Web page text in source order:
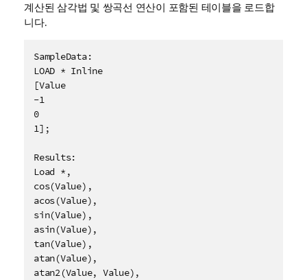
계산된 삼각법 및 쌍곡선 연산이 포함된 테이블을 로드합
니다.
SampleData:
LOAD * Inline
[Value
-1
0
1];
Results:
Load *,
cos(Value),
acos(Value),
sin(Value),
asin(Value),
tan(Value),
atan(Value),
atan2(Value, Value),